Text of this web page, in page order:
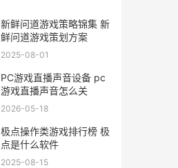
新鲜问道游戏策略锦集 新
鲜问道游戏策划方案
2025-08-01
PC游戏直播声音设备 pc
游戏直播声音怎么关
2026-05-18
极点操作类游戏排行榜 极
点是什么软件
2025-08-15